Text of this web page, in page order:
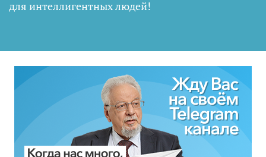
для интеллигентных людей!